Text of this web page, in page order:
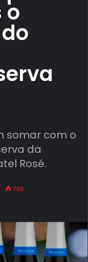
o
somar com o
da
Rosé.
789